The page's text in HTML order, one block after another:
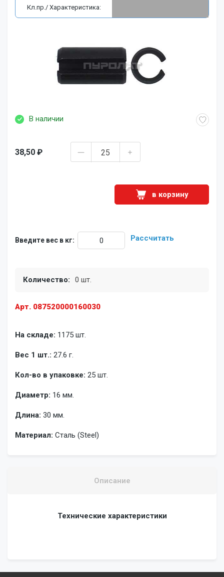
Арт. 087520000160030
В наличии
На складе: 1175 шт.
Вес 1 шт.: 27.6 г.
Кол-во в упаковке: 25 шт.
Диаметр: 16 мм.
Длина: 30 мм.
Материал: Сталь (Steel)
38,50 ₽
в корзину
Введите вес в кг: Рассчитать
Количество: 0 шт.
Кл.пр./ Характеристика:
Описание
Технические характеристики